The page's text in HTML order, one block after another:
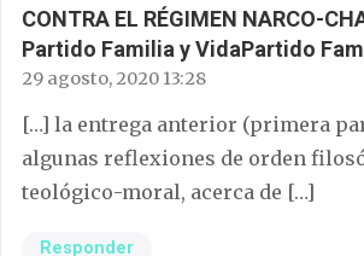
CONTRA EL RÉGIMEN NARCO-
Partido Familia y VidaPartido
29 agosto, 2020 13:28
[…] la entrega anterior (primera
algunas reflexiones de orden
teológico-moral, acerca de […]
Responder